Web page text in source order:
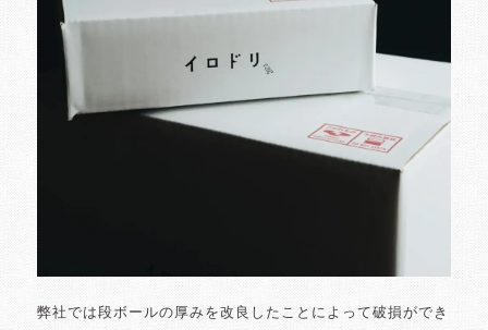
弊社では段ボールの厚みを改良したことによって破損ができ